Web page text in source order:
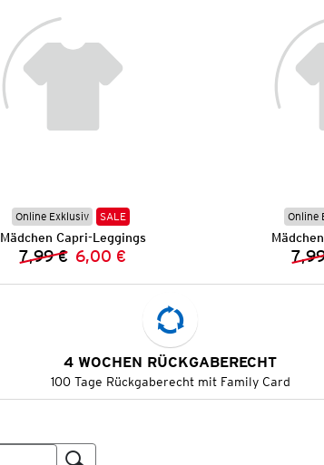
Online Exklusiv SALE
Mädchen Capri-Leggings
Vorheriger Preis:
7,99 € Neuer Preis:
6,00 €
Online
4 WOCHEN RÜCKGABERECHT
100 Tage Rückgaberecht mit Family Card